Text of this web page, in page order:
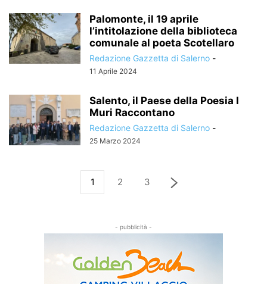
Palomonte, il 19 aprile
l’intitolazione della biblioteca
comunale al poeta Scotellaro
Redazione Gazzetta di Salerno -
11 Aprile 2024
Salento, il Paese della Poesia I
Muri Raccontano
Redazione Gazzetta di Salerno -
25 Marzo 2024
1 2 3
- pubblicità -